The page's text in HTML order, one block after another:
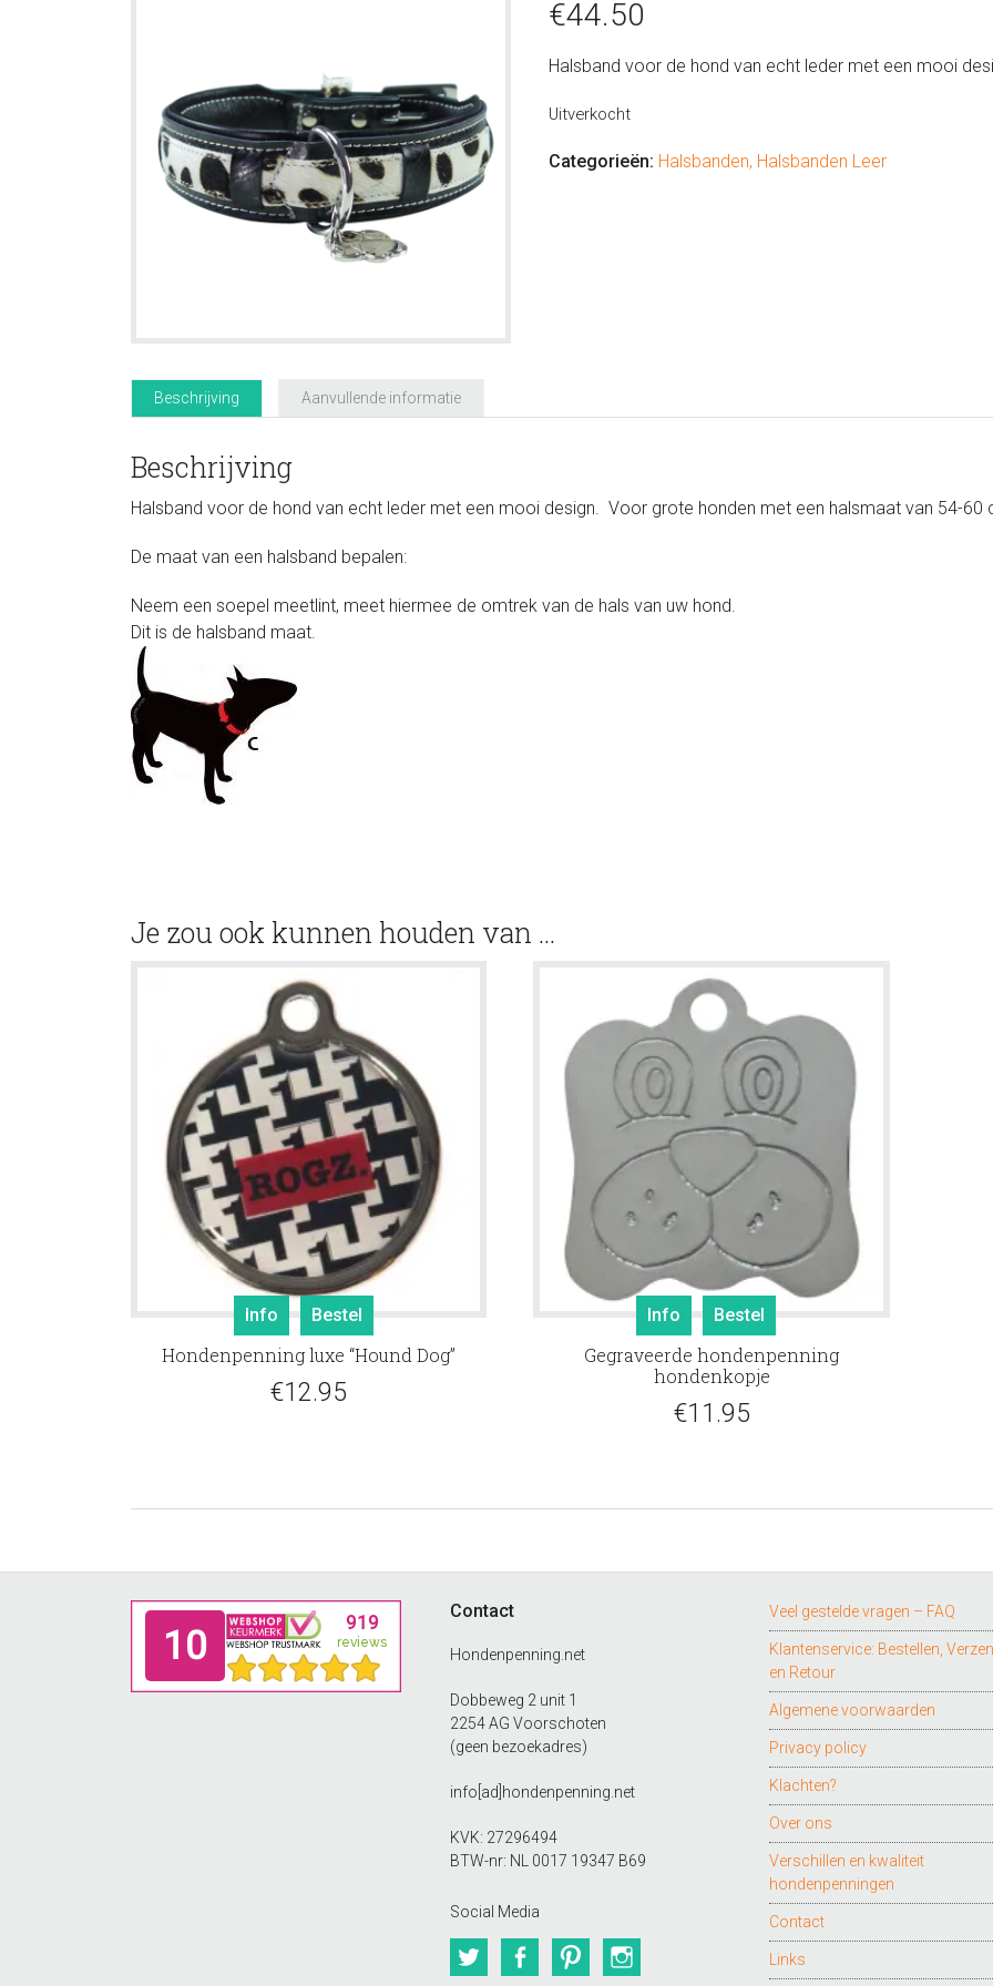
€44.50
Halsband voor de hond van echt leder met een mooi
Uitverkocht
Categorieën: Halsbanden, Halsbanden Leer
Beschrijving Aanvullende informatie
Beschrijving
Halsband voor de hond van echt leder met een mooi design. Voor grote honden met een halsmaat van 54-60
De maat van een halsband bepalen:
Neem een soepel meetlint, meet hiermee de omtrek van de hals van uw hond.
Dit is de halsband maat.
Je zou ook kunnen houden van …
Info Bestel
Hondenpenning luxe “Hound Dog”
€12.95
Info Bestel
Gegraveerde hondenpenning
hondenkopje
€11.95
Contact
Hondenpenning.net
Dobbeweg 2 unit 1
2254 AG Voorschoten
(geen bezoekadres)
info[ad]hondenpenning.net
KVK: 27296494
BTW-nr: NL 0017 19347 B69
Social Media
TwitterFacebookPinterest
Veel gestelde vragen – FAQ
Klantenservice: Bestellen,
en Retour
Algemene voorwaarden
Privacy policy
Klachten?
Over ons
Verschillen en kwaliteit
hondenpenningen
Contact
Links